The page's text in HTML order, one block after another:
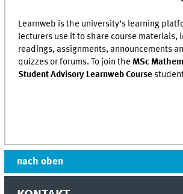
Learnweb is the university’s learning
lecturers use it to share course materials,
readings, assignments, announcements
quizzes or forums. To join theMSc
Student Advisory Learnweb Course
nach oben